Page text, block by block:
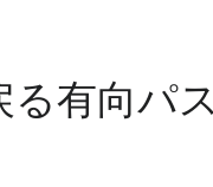
る有向パ